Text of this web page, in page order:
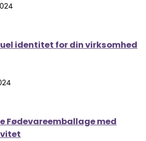
identitet for din virksomhed
Fødevareemballage med